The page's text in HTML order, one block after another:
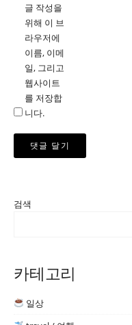
글 작성을
위해 이 브
라우저에
이름, 이메
일, 그리고
웹사이트
를 저장합
니다.
검색
카테고리
일상